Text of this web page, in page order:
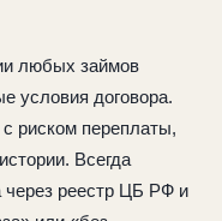
любых займов
условия договора.
риском переплаты,
Всегда
через реестр ЦБ РФ и